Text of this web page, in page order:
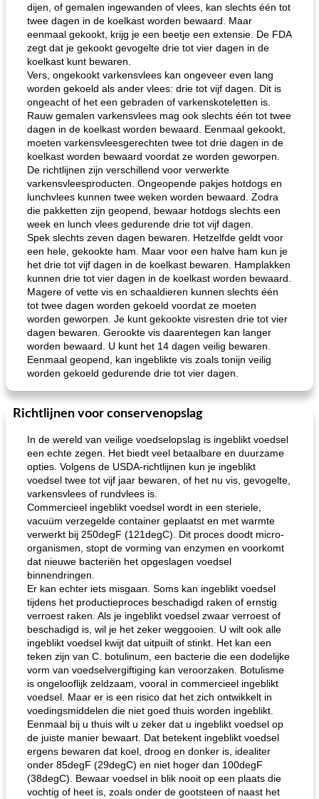
dijen, of gemalen ingewanden of vlees, kan slechts één tot
twee dagen in de koelkast worden bewaard. Maar
eenmaal gekookt, krijg je een beetje een extensie. De FDA
zegt dat je gekookt gevogelte drie tot vier dagen in de
koelkast kunt bewaren.
Vers, ongekookt varkensvlees kan ongeveer even lang
worden gekoeld als ander vlees: drie tot vijf dagen. Dit is
ongeacht of het een gebraden of varkenskoteletten is.
Rauw gemalen varkensvlees mag ook slechts één tot twee
dagen in de koelkast worden bewaard. Eenmaal gekookt,
moeten varkensvleesgerechten twee tot drie dagen in de
koelkast worden bewaard voordat ze worden geworpen.
De richtlijnen zijn verschillend voor verwerkte
varkensvleesproducten. Ongeopende pakjes hotdogs en
lunchvlees kunnen twee weken worden bewaard. Zodra
die pakketten zijn geopend, bewaar hotdogs slechts een
week en lunch vlees gedurende drie tot vijf dagen.
Spek slechts zeven dagen bewaren. Hetzelfde geldt voor
een hele, gekookte ham. Maar voor een halve ham kun je
het drie tot vijf dagen in de koelkast bewaren. Hamplakken
kunnen drie tot vier dagen in de koelkast worden bewaard.
Magere of vette vis en schaaldieren kunnen slechts één
tot twee dagen worden gekoeld voordat ze moeten
worden geworpen. Je kunt gekookte visresten drie tot vier
dagen bewaren. Gerookte vis daarentegen kan langer
worden bewaard. U kunt het 14 dagen veilig bewaren.
Eenmaal geopend, kan ingeblikte vis zoals tonijn veilig
worden gekoeld gedurende drie tot vier dagen.
Richtlijnen voor conservenopslag
In de wereld van veilige voedselopslag is ingeblikt voedsel
een echte zegen. Het biedt veel betaalbare en duurzame
opties. Volgens de USDA-richtlijnen kun je ingeblikt
voedsel twee tot vijf jaar bewaren, of het nu vis, gevogelte,
varkensvlees of rundvlees is.
Commercieel ingeblikt voedsel wordt in een steriele,
vacuüm verzegelde container geplaatst en met warmte
verwerkt bij 250degF (121degC). Dit proces doodt micro-
organismen, stopt de vorming van enzymen en voorkomt
dat nieuwe bacteriën het opgeslagen voedsel
binnendringen.
Er kan echter iets misgaan. Soms kan ingeblikt voedsel
tijdens het productieproces beschadigd raken of ernstig
verroest raken. Als je ingeblikt voedsel zwaar verroest of
beschadigd is, wil je het zeker weggooien. U wilt ook alle
ingeblikt voedsel kwijt dat uitpuilt of stinkt. Het kan een
teken zijn van C. botulinum, een bacterie die een dodelijke
vorm van voedselvergiftiging kan veroorzaken. Botulisme
is ongelooflijk zeldzaam, vooral in commercieel ingeblikt
voedsel. Maar er is een risico dat het zich ontwikkelt in
voedingsmiddelen die niet goed thuis worden ingeblikt.
Eenmaal bij u thuis wilt u zeker dat u ingeblikt voedsel op
de juiste manier bewaart. Dat betekent ingeblikt voedsel
ergens bewaren dat koel, droog en donker is, idealiter
onder 85degF (29degC) en niet hoger dan 100degF
(38degC). Bewaar voedsel in blik nooit op een plaats die
vochtig of heet is, zoals onder de gootsteen of naast het